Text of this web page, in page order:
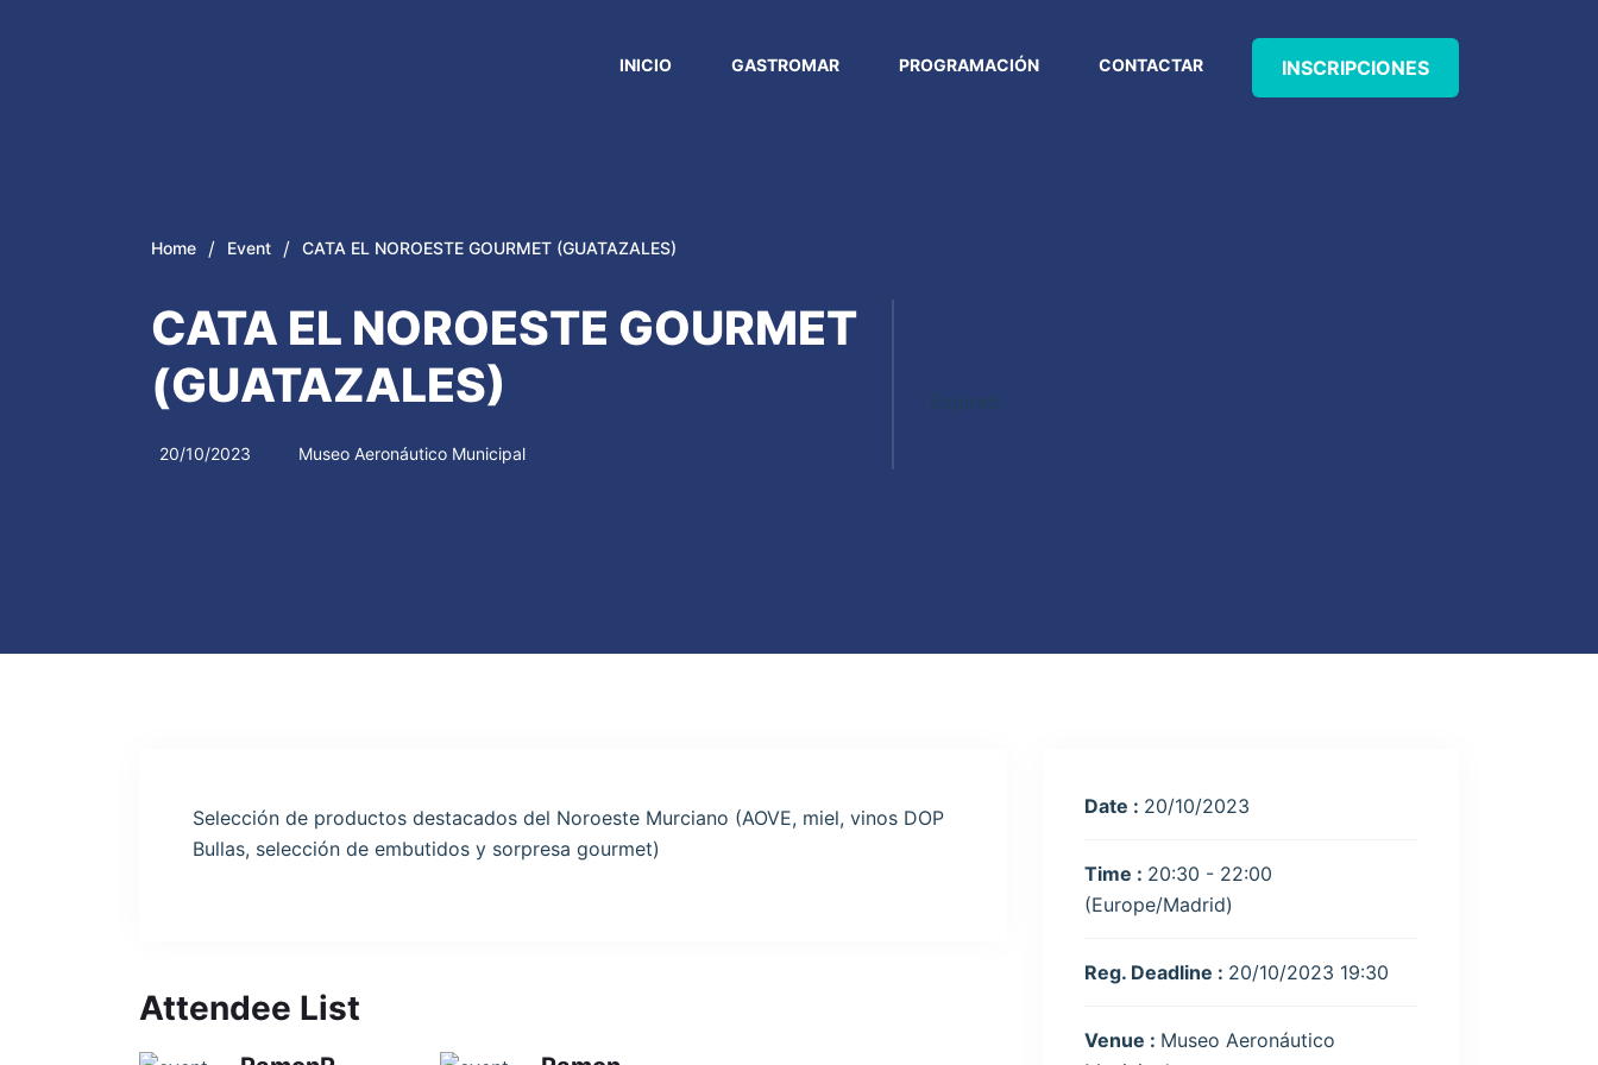
INICIO GASTROMAR PROGRAMACIÓN CONTACTAR INSCRIPCIONES
Home / Event / CATA EL NOROESTE GOURMET (GUATAZALES)
CATA EL NOROESTE GOURMET
(GUATAZALES)
20/10/2023 Museo Aeronáutico Municipal
Expired
Selección de productos destacados del Noroeste Murciano (AOVE, miel, vinos DOP
Bullas, selección de embutidos y sorpresa gourmet)
Attendee List
Date : 20/10/2023
Time : 20:30 - 22:00
(Europe/Madrid)
Reg. Deadline : 20/10/2023 19:30
Venue : Museo Aeronáutico